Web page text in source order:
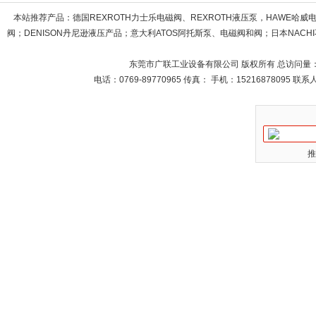
本站推荐产品： 德国REXROTH力士乐电磁阀、REXROTH液压泵，HAWE哈威
阀；DENISON丹尼逊液压产品；意大利ATOS阿托斯泵、电磁阀和阀；日本
东莞市广联工业设备有限公司 版权所有 总访问量
电话：0769-89770965 传真： 手机：15216878095 联系